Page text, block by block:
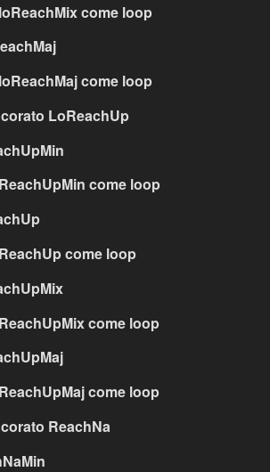
come loop
come loop
LoReachUp
come loop
come loop
come loop
come loop
ReachNa